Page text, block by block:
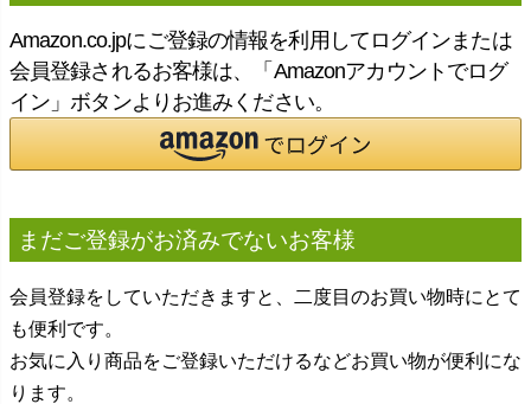
Amazon.co.jpにご登録の情報を利用してログインまたは
会員登録されるお客様は、「Amazonアカウントでログ
イン」ボタンよりお進みください。
まだご登録がお済みでないお客様
会員登録をしていただきますと、二度目のお買い物時にとて
も便利です。
お気に入り商品をご登録いただけるなどお買い物が便利にな
ります。